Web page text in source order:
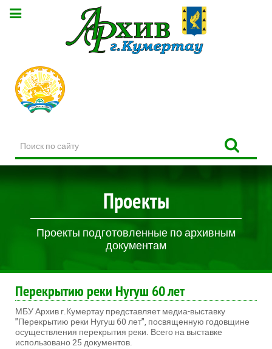
по
сайту
Проекты
Проекты подготовленные по архивным
документам
Перекрытию реки Нугуш 60 лет
МБУ Архив г.Кумертау представляет медиа-выставку
"Перекрытию реки Нугуш 60 лет", посвященную годовщине
осуществления перекрытия реки. Всего на выставке
использовано 25 документов.